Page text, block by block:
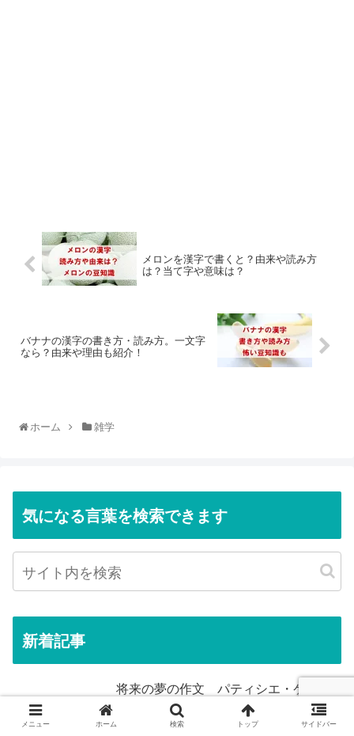
メロンを漢字で書くと？由来や読み方
は？当て字や意味は？
バナナの漢字の書き方・読み方。一文字
なら？由来や理由も紹介！
ホーム 雑学
気になる言葉を検索できます
新着記事
将来の夢の作文 パティシエ・ケーキ
屋・調理師の書き方。なりたい理由
メニュー ホーム 検索 トップ サイドバー